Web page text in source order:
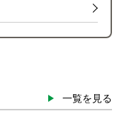
一覧を見る